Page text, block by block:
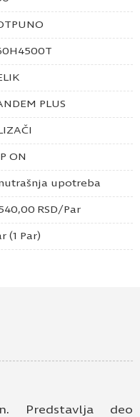
PLUS
ON
upotreba
RSD/Par
(1 Par)
Predstavlja deo